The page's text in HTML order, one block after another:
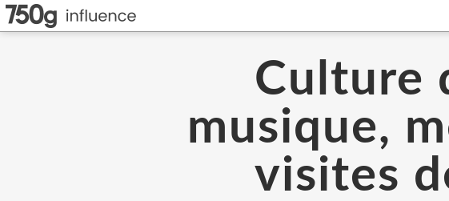
Culture
musique,
visites